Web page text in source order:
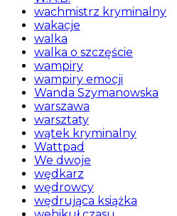
wachmistrz kryminalny
wakacje
walka
walka o szczęście
wampiry
wampiry emocji
Wanda Szymanowska
warszawa
warsztaty
wątek kryminalny
Wattpad
We dwoje
wędkarz
wędrowcy
wędrująca książka